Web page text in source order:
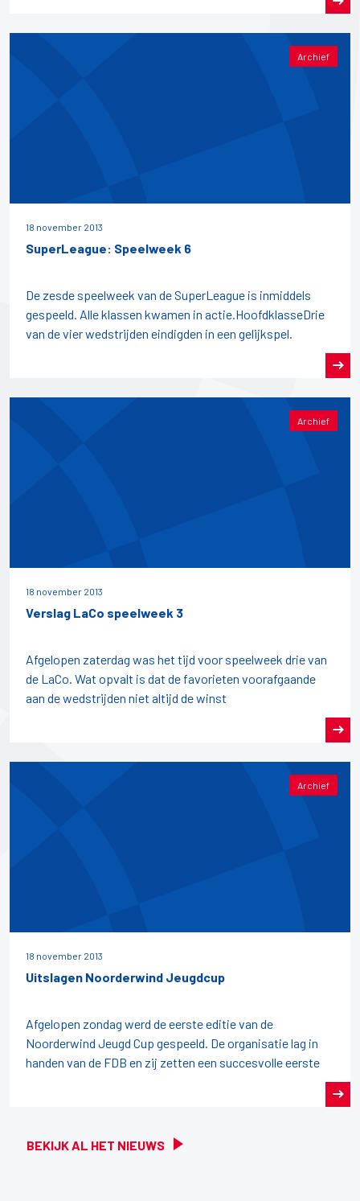
BEKIJK AL HET NIEUWS
Archief
18 november 2013
SuperLeague: Speelweek 6
De zesde speelweek van de SuperLeague is inmiddels
gespeeld. Alle klassen kwamen in actie.HoofdklasseDrie
van de vier wedstrijden eindigden in een gelijkspel.
Archief
18 november 2013
Verslag LaCo speelweek 3
Afgelopen zaterdag was het tijd voor speelweek drie van
de LaCo. Wat opvalt is dat de favorieten voorafgaande
aan de wedstrijden niet altijd de winst
Archief
18 november 2013
Uitslagen Noorderwind Jeugdcup
Afgelopen zondag werd de eerste editie van de
Noorderwind Jeugd Cup gespeeld. De organisatie lag in
handen van de FDB en zij zetten een succesvolle eerste